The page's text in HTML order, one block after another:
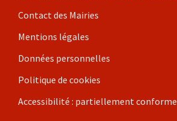
Contact des Mairies
Mentions légales
Données personnelles
Politique de cookies
Accessibilité : partiellement conforme